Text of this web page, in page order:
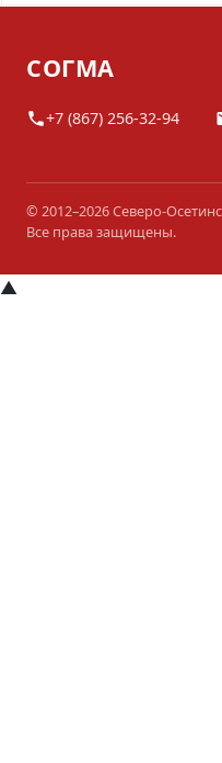
СОГМА
+7 (867) 256-32-94
© 2012–2026 Северо-
Все права защищены.
▲